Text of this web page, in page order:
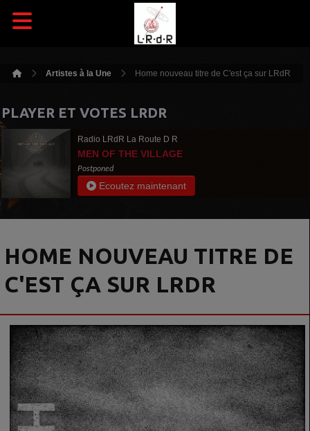
Artistes à la Une Home nouveau titre de C'est ça sur LRdR
PLAYER ET VOTES LRDR
Radio LRdR La Route D R
MEN OF THE VILLAGE
Postponed
Ecoutez maintenant
HOME NOUVEAU TITRE DE
C'EST ÇA SUR LRDR